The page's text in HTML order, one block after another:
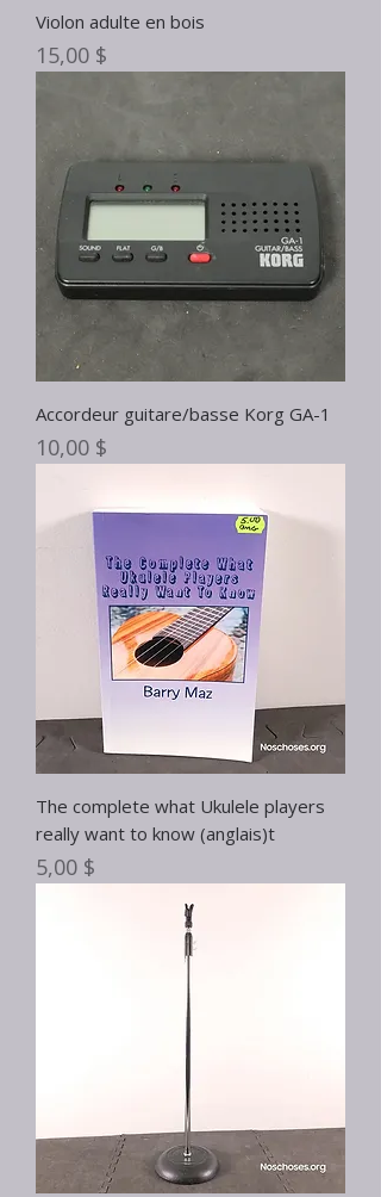
Violon adulte en bois
Prix
15,00 $
Accordeur guitare/basse Korg GA-1
Prix
10,00 $
The complete what Ukulele players
really want to know (anglais)t
Prix
5,00 $